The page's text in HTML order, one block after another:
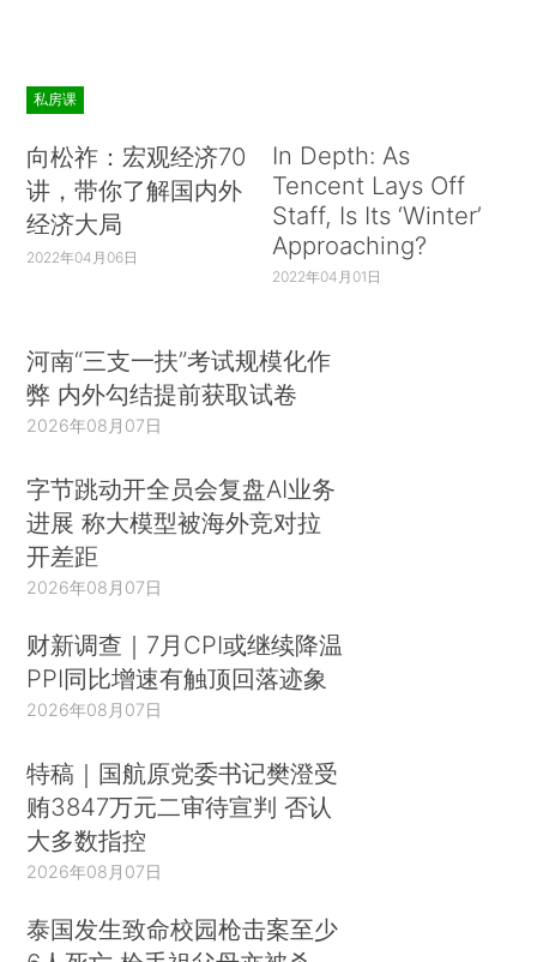
私房课
向松祚：宏观经济70
讲，带你了解国内外
经济大局
2022年04月06日
In Depth: As
Tencent Lays Off
Staff, Is Its ‘Winter’
Approaching?
2022年04月01日
河南“三支一扶”考试规模化作
弊 内外勾结提前获取试卷
2026年08月07日
字节跳动开全员会复盘AI业务
进展 称大模型被海外竞对拉
开差距
2026年08月07日
财新调查｜7月CPI或继续降温
PPI同比增速有触顶回落迹象
2026年08月07日
特稿｜国航原党委书记樊澄受
贿3847万元二审待宣判 否认
大多数指控
2026年08月07日
泰国发生致命校园枪击案至少